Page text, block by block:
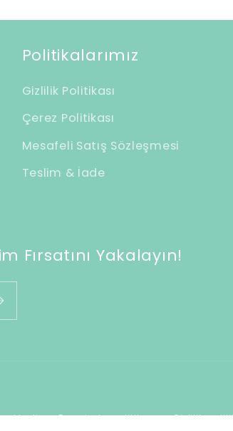
Politikalarımız
Gizlilik Politikası
Çerez Politikası
Mesafeli Satış Sözleşmesi
Teslim & İade
Fırsatını Yakalayın!
Para iade politikası Gizlilik